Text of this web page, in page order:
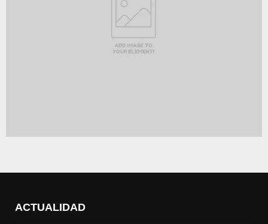
ACTUALIDAD